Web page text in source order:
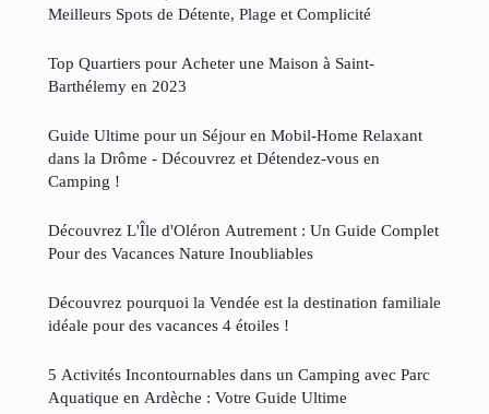
Meilleurs Spots de Détente, Plage et Complicité
Top Quartiers pour Acheter une Maison à Saint-
Barthélemy en 2023
Guide Ultime pour un Séjour en Mobil-Home Relaxant
dans la Drôme - Découvrez et Détendez-vous en
Camping !
Découvrez L'Île d'Oléron Autrement : Un Guide Complet
Pour des Vacances Nature Inoubliables
Découvrez pourquoi la Vendée est la destination familiale
idéale pour des vacances 4 étoiles !
5 Activités Incontournables dans un Camping avec Parc
Aquatique en Ardèche : Votre Guide Ultime